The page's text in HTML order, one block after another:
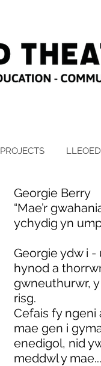
PROJECTS
Georgie Berry
“Mae’r
ychydig yn
Georgie ydw i
hynod a
gwneuthurwr,
risg.
Cefais fy ngeni
mae gen i
enedigol, nid
meddwl y mae...